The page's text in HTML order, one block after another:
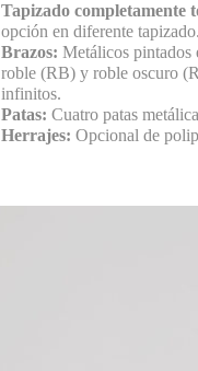
Tapizado completamente
opción en diferente tapizado.
Brazos: Metálicos pintados
roble (RB) y roble oscuro
infinitos.
Patas: Cuatro patas
Herrajes: Opcional de